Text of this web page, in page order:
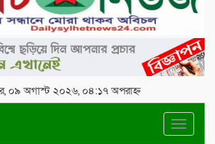
০৯ অগাস্ট ২০২৬, ০৪:১৭ অপরাহ্ন
Toggle